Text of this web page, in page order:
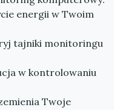
energii w Twoim
tajniki monitoringu
w kontrolowaniu
Twoje